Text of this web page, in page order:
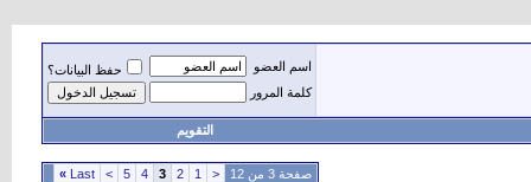
اسم العضو
حفظ البيانات؟
كلمة المرور
التقويم
صفحة 3 من 12 <
1
2
3
4
5
>
Last
»